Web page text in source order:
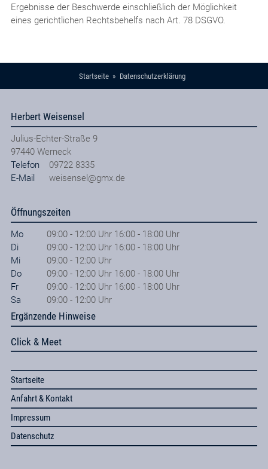
Ergebnisse der Beschwerde einschließlich der Möglichkeit
eines gerichtlichen Rechtsbehelfs nach Art. 78 DSGVO.
Startseite Datenschutzerklärung
Herbert Weisensel
Julius-Echter-Straße 9
97440 Werneck
Telefon
09722 8335
E-Mail
weisensel@gmx.de
Öffnungszeiten
Mo
09:00 - 12:00 Uhr 16:00 - 18:00 Uhr
Di
09:00 - 12:00 Uhr 16:00 - 18:00 Uhr
Mi
09:00 - 12:00 Uhr
Do
09:00 - 12:00 Uhr 16:00 - 18:00 Uhr
Fr
09:00 - 12:00 Uhr 16:00 - 18:00 Uhr
Sa
09:00 - 12:00 Uhr
Ergänzende Hinweise
Click & Meet
Startseite
Anfahrt & Kontakt
Impressum
Datenschutz